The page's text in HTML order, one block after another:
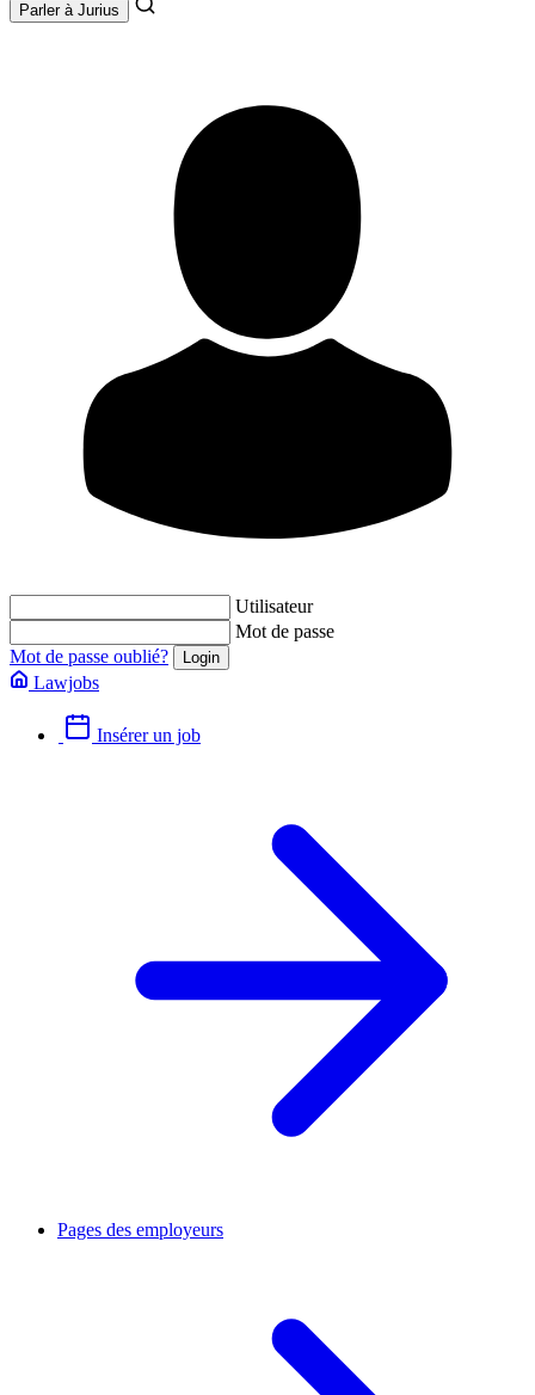
Parler à Jurius
Utilisateur
Mot de passe
Mot de passe oublié?
Lawjobs
Insérer un job
Pages des employeurs